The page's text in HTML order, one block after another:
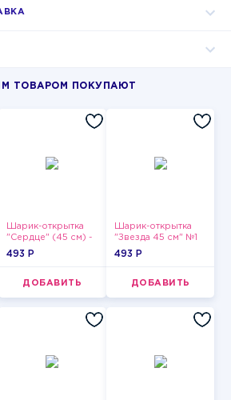
ТОВАРОМ ПОКУПАЮТ
Шарик-открытка
"Сердце" (45 см) -
2
493 P
ДОБАВИТЬ
Шарик-открытка
"Звезда 45 см" №1
493 P
ДОБАВИТЬ